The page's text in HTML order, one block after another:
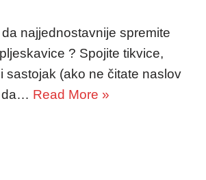
najjednostavnije spremite
? Spojite tikvice,
sastojak (ako ne čitate naslov
da… Read More »